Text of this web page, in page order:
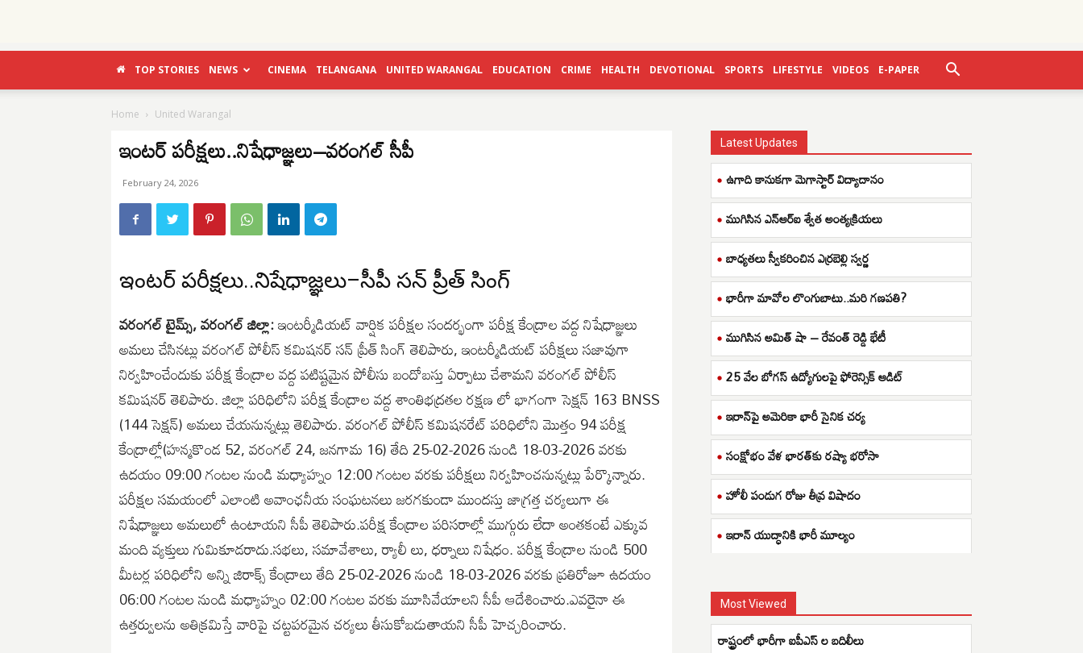
TOP STORIES NEWS CINEMA TELANGANA UNITED WARANGAL EDUCATION CRIME HEALTH DEVOTIONAL SPORTS LIFESTYLE VIDEOS E-PAPER
Home United Warangal
ఇంటర్ పరీక్షలు..నిషేధాజ్ఞలు–వరంగల్ సీపీ
February 24, 2026
ఇంటర్ పరీక్షలు..నిషేధాజ్ఞలు–సీపీ సన్ ప్రీత్ సింగ్
వరంగల్ టైమ్స్, వరంగల్ జిల్లా:ఇంటర్మీడియట్ వార్షిక పరీక్షల సందర్భంగా పరీక్ష కేంద్రాల వద్ద నిషేధాజ్ఞలు
అమలు చేసినట్లు వరంగల్ పోలీస్ కమిషనర్ సన్ ప్రీత్ సింగ్ తెలిపారు, ఇంటర్మీడియట్ పరీక్షలు సజావుగా
నిర్వహించేందుకు పరీక్ష కేంద్రాల వద్ద పటిష్టమైన పోలీసు బందోబస్తు ఏర్పాటు చేశామని వరంగల్ పోలీస్
కమిషనర్ తెలిపారు. జిల్లా పరిధిలోని పరీక్ష కేంద్రాల వద్ద శాంతిభద్రతల రక్షణ లో భాగంగా సెక్షన్ 163 BNSS
(144 సెక్షన్) అమలు చేయనున్నట్లు తెలిపారు. వరంగల్ పోలీస్ కమిషనరేట్ పరిధిలోని మొత్తం 94 పరీక్ష
కేంద్రాల్లో(హన్మకొండ 52, వరంగల్ 24, జనగామ 16) తేది 25-02-2026 నుండి 18-03-2026 వరకు
ఉదయం 09:00 గంటల నుండి మధ్యాహ్నం 12:00 గంటల వరకు పరీక్షలు నిర్వహించనున్నట్లు పేర్కొన్నారు.
పరీక్షల సమయంలో ఎలాంటి అవాంఛనీయ సంఘటనలు జరగకుండా ముందస్తు జాగ్రత్త చర్యలుగా ఈ
నిషేధాజ్ఞలు అమలులో ఉంటాయని సీపీ తెలిపారు.పరీక్ష కేంద్రాల పరిసరాల్లో ముగ్గురు లేదా అంతకంటే ఎక్కువ
మంది వ్యక్తులు గుమికూడరాదు.సభలు, సమావేశాలు, ర్యాలీ లు, ధర్నాలు నిషేధం. పరీక్ష కేంద్రాల నుండి 500
మీటర్ల పరిధిలోని అన్ని జిరాక్స్ కేంద్రాలు తేది 25-02-2026 నుండి 18-03-2026 వరకు ప్రతిరోజూ ఉదయం
06:00 గంటల నుండి మధ్యాహ్నం 02:00 గంటల వరకు మూసివేయాలని సీపీ ఆదేశించారు.ఎవరైనా ఈ
ఉత్తర్వులను అతిక్రమిస్తే వారిపై చట్టపరమైన చర్యలు తీసుకోబడుతాయని సీపీ హెచ్చరించారు.
Latest Updates
ఉగాది కానుకగా మెగాస్టార్ విద్యాదానం
ముగిసిన ఎన్ఆర్ఐ శ్వేత అంత్యక్రియలు
బాధ్యతలు స్వీకరించిన ఎర్రబెల్లి స్వర్ణ
భారీగా మావోల లొంగుబాటు..మరి గణపతి?
ముగిసిన అమిత్ షా – రేవంత్ రెడ్డి భేటీ
25 వేల బోగస్ ఉద్యోగులపై ఫోరెన్సిక్ ఆడిట్
ఇరాన్‌పై అమెరికా భారీ సైనిక చర్య
సంక్షోభం వేళ భారత్‌కు రష్యా భరోసా
హోలీ పండుగ రోజు తీవ్ర విషాదం
ఇరాన్ యుద్ధానికి భారీ మూల్యం
Most Viewed
రాష్ట్రంలో భారీగా ఐపీఎస్ ల బదిలీలు